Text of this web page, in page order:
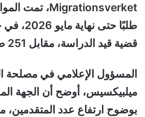
قضية قيد الدراسة، مقابل 251 طلبًا تم رفضها.
المسؤول الإعلامي في مصلحة
ميلبيكسيس، أوضح أن الجهة
بوضوح ارتفاع عدد المتقدمين،